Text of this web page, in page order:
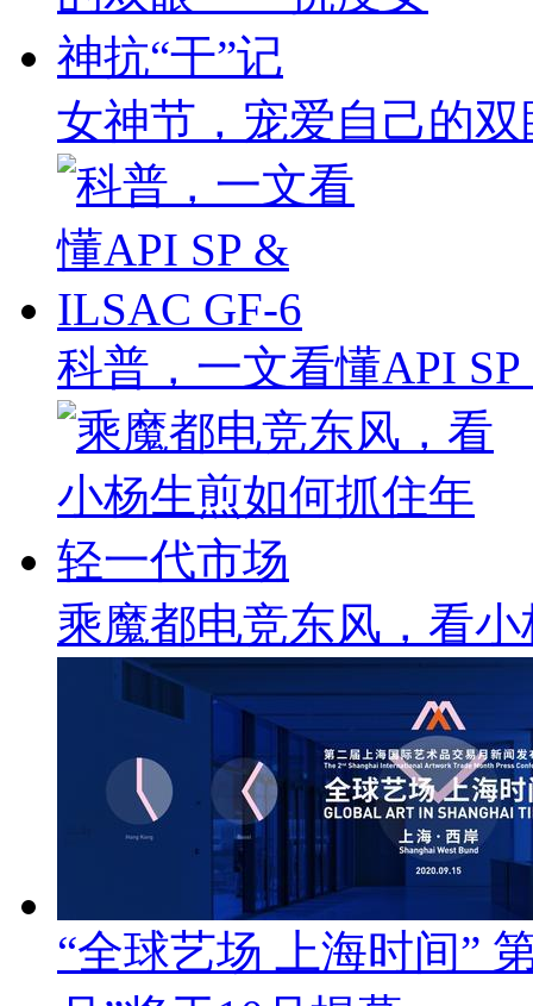
女神节，宠爱自己的
科普，一文看懂API
乘魔都电竞东风，看
“全球艺场 上海时间”